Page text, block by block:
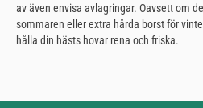
av även envisa avlagringar. Oavsett om
sommaren eller extra hårda borst för
hålla din hästs hovar rena och friska.